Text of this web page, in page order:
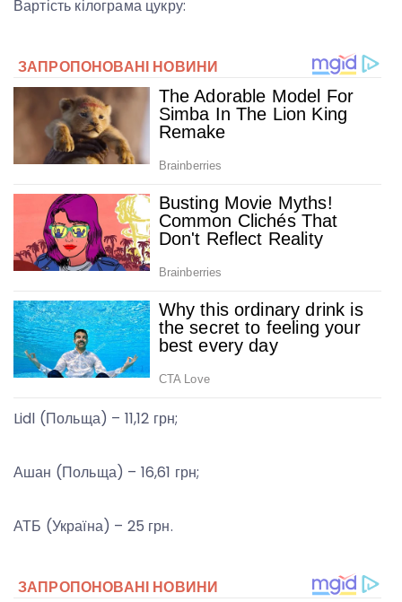
Вартість кілограма цукру:
Lidl (Польща) – 11,12 грн;
Ашан (Польща) – 16,61 грн;
АТБ (Україна) – 25 грн.